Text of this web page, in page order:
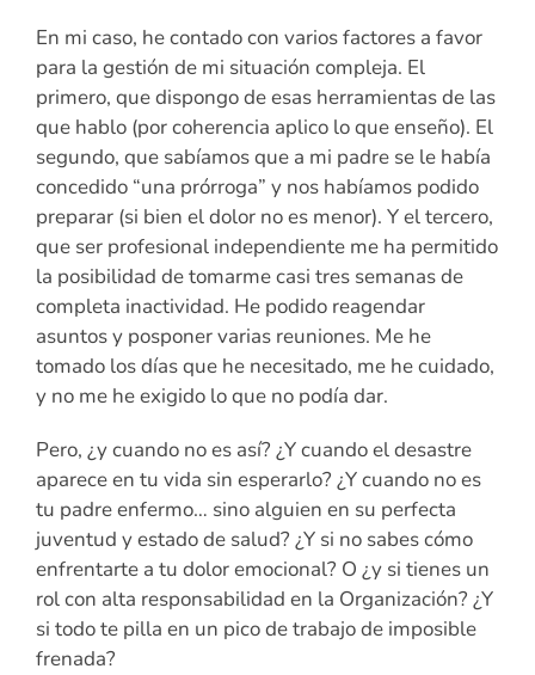
En mi caso, he contado con varios factores a favor
para la gestión de mi situación compleja. El
primero, que dispongo de esas herramientas de las
que hablo (por coherencia aplico lo que enseño). El
segundo, que sabíamos que a mi padre se le había
concedido “una prórroga” y nos habíamos podido
preparar (si bien el dolor no es menor). Y el tercero,
que ser profesional independiente me ha permitido
la posibilidad de tomarme casi tres semanas de
completa inactividad. He podido reagendar
asuntos y posponer varias reuniones. Me he
tomado los días que he necesitado, me he cuidado,
y no me he exigido lo que no podía dar.
Pero, ¿y cuando no es así? ¿Y cuando el desastre
aparece en tu vida sin esperarlo? ¿Y cuando no es
tu padre enfermo… sino alguien en su perfecta
juventud y estado de salud? ¿Y si no sabes cómo
enfrentarte a tu dolor emocional? O ¿y si tienes un
rol con alta responsabilidad en la Organización? ¿Y
si todo te pilla en un pico de trabajo de imposible
frenada?